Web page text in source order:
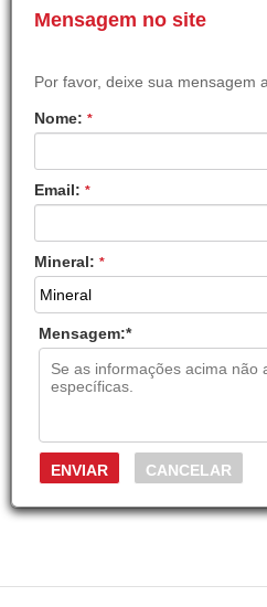
Mensagem no site
Por favor, deixe sua mensagem
Nome: *
Email: *
Mineral: *
Mensagem:*